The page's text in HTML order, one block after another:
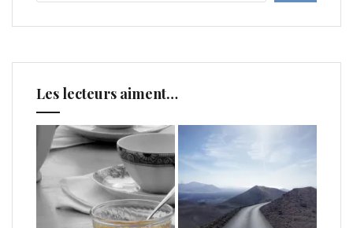
Les lecteurs aiment…